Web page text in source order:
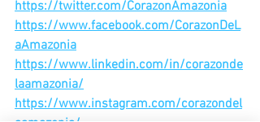
https://twitter.com/CorazonAmazonia
https://www.facebook.com/CorazonDeL
aAmazonia
https://www.linkedin.com/in/corazonde
laamazonia/
https://www.instagram.com/corazondel